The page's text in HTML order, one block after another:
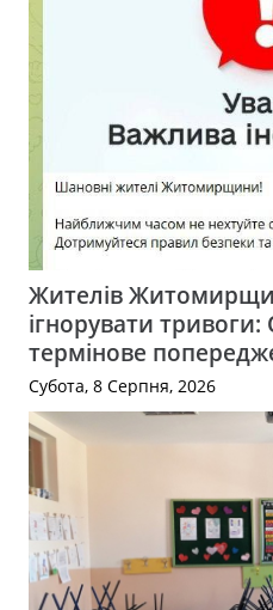
Жителів
ігнорувати
термінове
Субота, 8 Серпня, 2026